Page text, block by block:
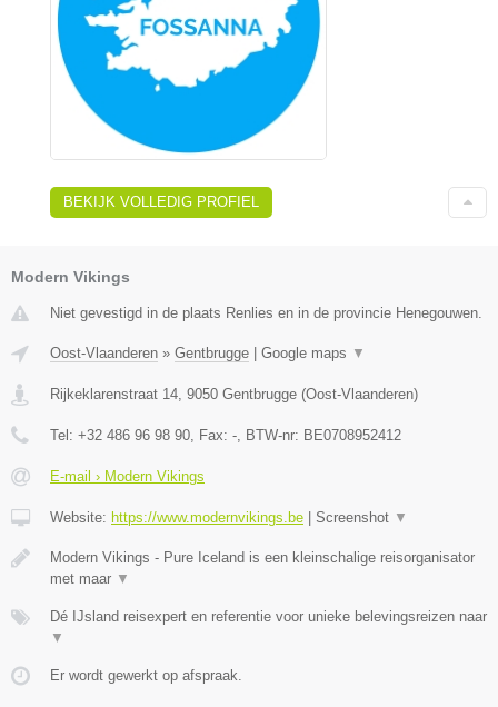
BEKIJK VOLLEDIG PROFIEL
Modern Vikings
Niet gevestigd in de plaats Renlies en in de provincie Henegouwen.
Oost-Vlaanderen » Gentbrugge Google maps ▼
Rijkeklarenstraat 14, 9050 Gentbrugge (Oost-Vlaanderen)
Tel: +32 486 96 98 90, Fax: -, BTW-nr: BE0708952412
E-mail › Modern Vikings
Website: https://www.modernvikings.be Screenshot ▼
Modern Vikings - Pure Iceland is een kleinschalige reisorganisator
met maar ▼
Dé IJsland reisexpert en referentie voor unieke belevingsreizen naar
▼
Er wordt gewerkt op afspraak.